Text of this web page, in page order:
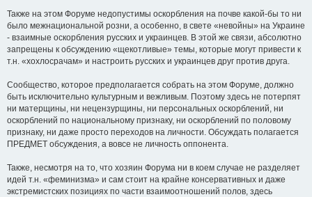
Также на этом Форуме недопустимы оскорбления на почве какой-бы то ни
было межнациональной розни, а особенно, в свете «невойны» на Украине
- взаимные оскорбления русских и украинцев. В этой же связи, абсолютно
запрещены к обсуждению «щекотливые» темы, которые могут привести к
т.н. «хохлосрачам» и настроить русских и украинцев друг против друга.
Сообщество, которое предполагается собрать на этом Форуме, должно
быть исключительно культурным и вежливым. Поэтому здесь не потерпят
ни матерщины, ни нецензурщины, ни персональных оскорблений, ни
оскорблений по национальному признаку, ни оскорблений по половому
признаку, ни даже просто переходов на личности. Обсуждать полагается
ПРЕДМЕТ обсуждения, а вовсе не личность оппонента.
Также, несмотря на то, что хозяин Форума ни в коем случае не разделяет
идей т.н. «феминизма» и сам стоит на крайне консервативных и даже
экстремистских позициях по части взаимоотношений полов, здесь